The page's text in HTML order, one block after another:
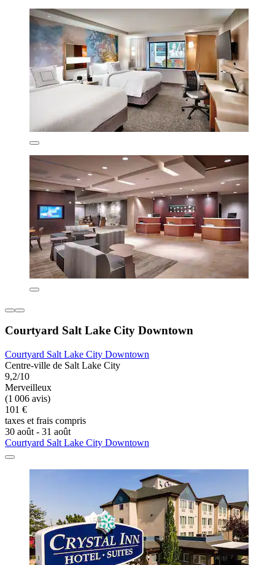
Courtyard Salt Lake City Downtown
Courtyard Salt Lake City Downtown
Centre-ville de Salt Lake City
9,2/10
Merveilleux
(1 006 avis)
101 €
taxes et frais compris
30 août - 31 août
Courtyard Salt Lake City Downtown